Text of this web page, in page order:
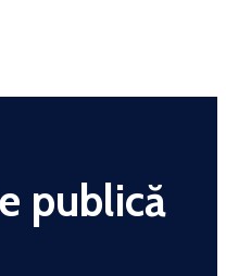
publică